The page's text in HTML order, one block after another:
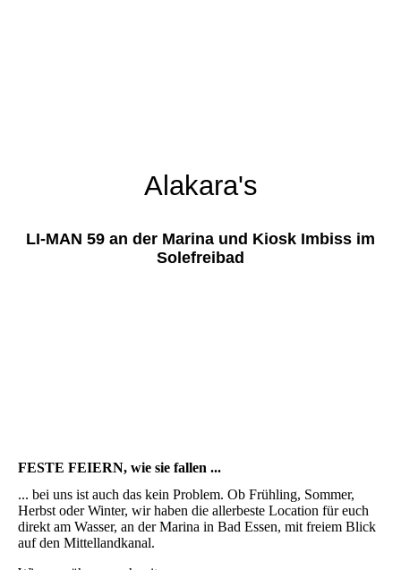
Alakara's
LI-MAN 59 an der Marina und Kiosk Imbiss im
Solefreibad
FESTE FEIERN, wie sie fallen ...
... bei uns ist auch das kein Problem. Ob Frühling, Sommer,
Herbst oder Winter, wir haben die allerbeste Location für euch
direkt am Wasser, an der Marina in Bad Essen, mit freiem Blick
auf den Mittellandkanal.